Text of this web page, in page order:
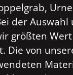
der Auswahl
größten
Die von